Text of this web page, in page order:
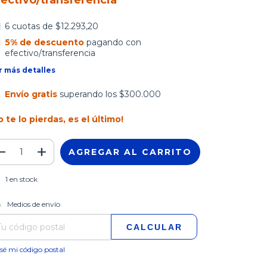
6 cuotas de $12.293,20
5% de descuentopagando con
efectivo/transferencia
más detalles
Envío gratis superando los $300.000
te lo pierdas, es el último!
1 en stock
para el CP:
Medios de envío
CALCULAR
mi código postal